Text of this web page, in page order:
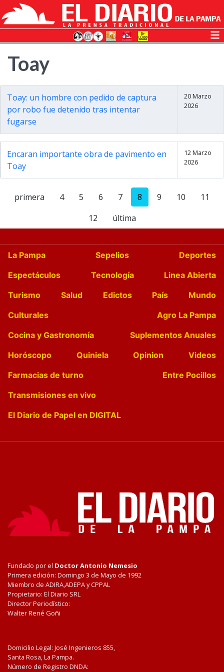
Toay
Toay: un hombre con pedido de captura
por robo fue detenido tras intentar
fugarse
20 Marzo
2026
Encaran importante obra de pavimento en
Toay
12 Marzo
2026
primera 4 5 6 7 8 9 10
11
12
última
La Pampa Sepelios
Deportes
Espectáculos
Tecnología
Linea Abierta
Turismo
Salud Edictos País
Mundo
Culturales
Agro La Pampa
Cocina y Gastronomía
Suplementos Anuales
Horóscopo
Quiniela Opinion
Videos
Farmacias de turno
Entre Pocillos
Transmisiones en vivo
El Diario de Papel en DIGITAL
Fundado por el Doctor Antonio Nemesio
Primera edición: Domingo 3 de Mayo de 1992
Miembro de ADIRA,ADEPA y CPPAL
Propietario: El Diario SRL
Director Periodístico:
Walter René Goñi
Domicilio Legal: José Ingenieros 855,
Santa Rosa, La Pampa.
Número de Registro DNDA: